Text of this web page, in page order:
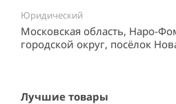
Юридический
Московская область, Наро-
городской округ, посёлок
Лучшие товары